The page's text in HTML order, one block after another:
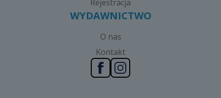
Rejestracja
WYDAWNICTWO
O nas
Kontakt